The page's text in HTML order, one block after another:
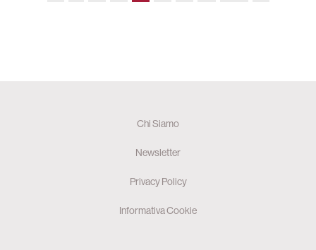
Chi Siamo
Newsletter
Privacy Policy
Informativa Cookie